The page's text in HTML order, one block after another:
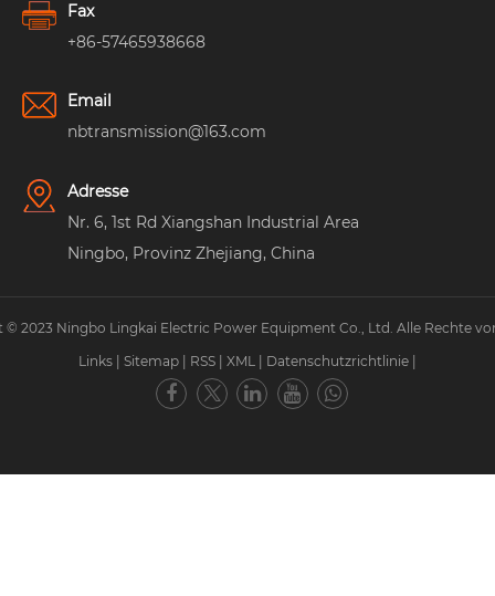
Fax
+86-57465938668
Email
nbtransmission@163.com
Adresse
Nr. 6, 1st Rd Xiangshan Industrial Area
Ningbo, Provinz Zhejiang, China
© 2023 Ningbo Lingkai Electric Power Equipment Co., Ltd. Alle Rechte
Links
Sitemap RSS XML Datenschutzrichtlinie